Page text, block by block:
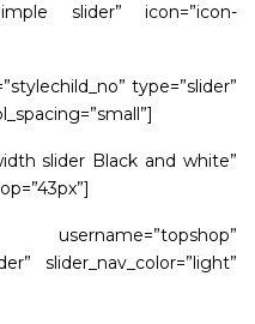
slider” icon=”icon-
type=”slider”
slider Black and white”
slider_nav_color=”light”